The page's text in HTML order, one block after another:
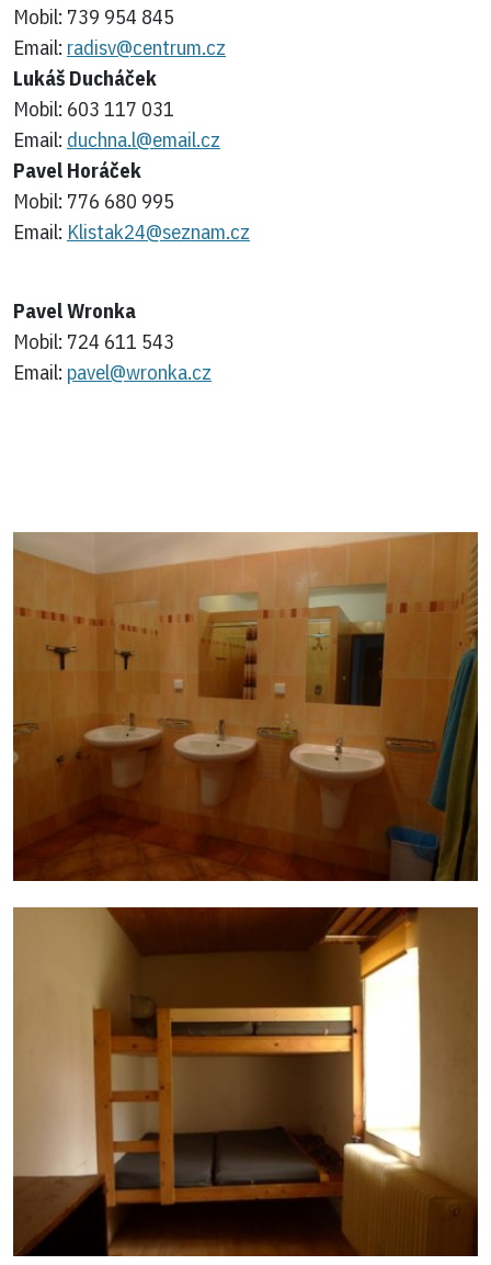
Mobil: 739 954 845
Email: radisv@centrum.cz
Lukáš Ducháček
Mobil: 603 117 031
Email: duchna.l@email.cz
Pavel Horáček
Mobil: 776 680 995
Email: Klistak24@seznam.cz
Pavel Wronka
Mobil: 724 611 543
Email: pavel@wronka.cz